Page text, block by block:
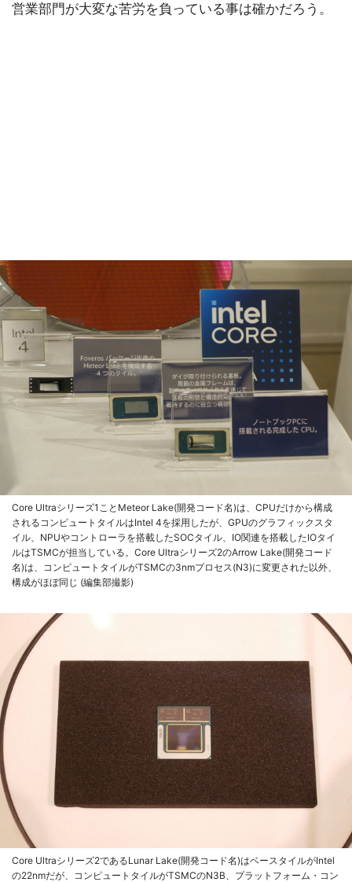
営業部門が大変な苦労を負っている事は確かだろう。
Core Ultraシリーズ1ことMeteor Lake(開発コード名)は、CPUだけから構成
されるコンピュートタイルはIntel 4を採用したが、GPUのグラフィックスタ
イル、NPUやコントローラを搭載したSOCタイル、IO関連を搭載したIOタイ
ルはTSMCが担当している。Core Ultraシリーズ2のArrow Lake(開発コード
名)は、コンピュートタイルがTSMCの3nmプロセス(N3)に変更された以外、
構成がほぼ同じ (編集部撮影)
Core Ultraシリーズ2であるLunar Lake(開発コード名)はベースタイルがIntel
の22nmだが、コンピュートタイルがTSMCのN3B、プラットフォーム・コン